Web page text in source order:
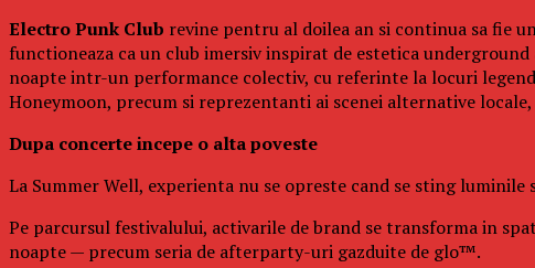
Electro Punk Club revine pentru al doilea an si continua sa fie
functioneaza ca un club imersiv inspirat de estetica
noapte intr-un performance colectiv, cu referinte la locuri
Honeymoon, precum si reprezentanti ai scenei alternative
Dupa concerte incepe o alta poveste
La Summer Well, experienta nu se opreste cand se sting luminile
Pe parcursul festivalului, activarile de brand se transforma in
noapte — precum seria de afterparty-uri gazduite de glo™.